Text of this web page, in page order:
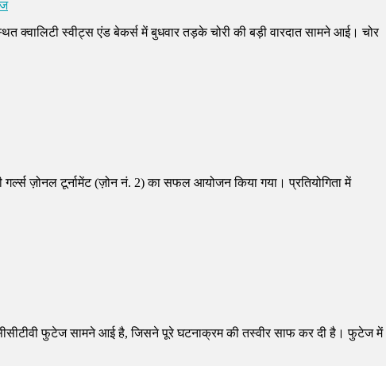
स्वीट्स एंड बेकर्स में बुधवार तड़के चोरी की बड़ी वारदात सामने आई। चोर
गर्ल्स ज़ोनल टूर्नामेंट (ज़ोन नं. 2) का सफल आयोजन किया गया। प्रतियोगिता में
फुटेज सामने आई है, जिसने पूरे घटनाक्रम की तस्वीर साफ कर दी है। फुटेज में